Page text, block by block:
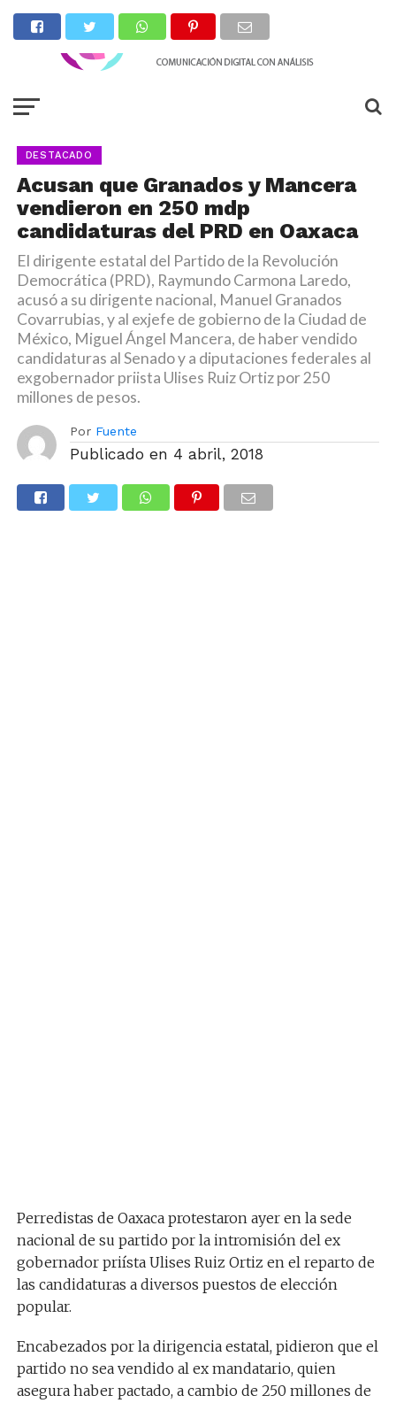
DESTACADO
Acusan que Granados y Mancera
vendieron en 250 mdp
candidaturas del PRD en Oaxaca
El dirigente estatal del Partido de la Revolución
Democrática (PRD), Raymundo Carmona Laredo,
acusó a su dirigente nacional, Manuel Granados
Covarrubias, y al exjefe de gobierno de la Ciudad de
México, Miguel Ángel Mancera, de haber vendido
candidaturas al Senado y a diputaciones federales al
exgobernador priista Ulises Ruiz Ortiz por 250
millones de pesos.
Por Fuente
Publicado en 4 abril, 2018
Perredistas de Oaxaca protestaron ayer en la sede
nacional de su partido por la intromisióndel ex
gobernador priísta Ulises Ruiz Ortiz en el reparto de
las candidaturas a diversos puestos de elección
popular.
Encabezados por la dirigencia estatal, pidieron que el
partido no sea vendido al ex mandatario, quien
asegura haber pactado, a cambio de 250 millones de